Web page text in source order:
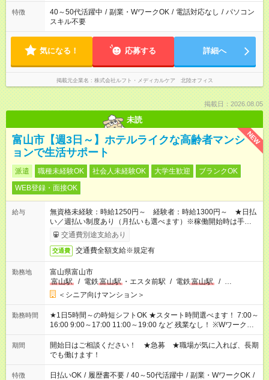
特徴 40～50代活躍中 / 副業・WワークOK / 電話対応なし / パソコン
スキル不要
気になる！ 応募する 詳細へ
掲載元企業名 株式会社ルフト・メディカルケア 北陸オフィス
掲載日：2026.08.05
未読
NEW
富山市【週3日～】ホテルライクな高齢者マンシ
ョンで生活サポート
派遣 職種未経験OK 社会人未経験OK 大学生歓迎
ブランクOK
WEB登録・面接OK
給与
無資格未経験：時給1250円～ 経験者：時給1300円～ ★日払
い／週払い制度あり（月払いも選べます）※稼働開始時は手続き
完了次第のお支払いとなります。
交通費別途支給あり
交通費 交通費全額支給※規定有
勤務地
富山県富山市
富山駅
/ 電鉄 富山駅 ・エスタ前駅 / 電鉄 富山駅 / …
＜シニア向けマンション＞
勤務時間
★1日5時間～の時短シフトOK ★スタート時間選べます！ 7:00～
16:00 9:00～17:00 11:00～19:00 など 残業なし！ ※Wワークの
場合、他のお仕事と合わせ週40時間超の就業はご案内できませ
ん ※法令に基づき、週20時間以上勤務は社会保険への加入対象
となります ※労働者派遣法（日雇い派遣の原則禁止）により、
短時間・短期間の就業はご案内が難しい場合があります
期間
開始日はご相談ください！ ★急募 ★職場が気に入れば、長期
でも働けます！
特徴 日払いOK / 履歴書不要 / 40～50代活躍中 / 副業・WワークOK /